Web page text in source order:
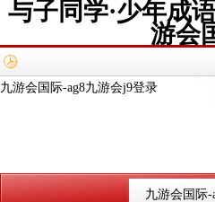
与子同学·少年成
游会
九游会国际-ag8九游会j9登录
九游会国际-